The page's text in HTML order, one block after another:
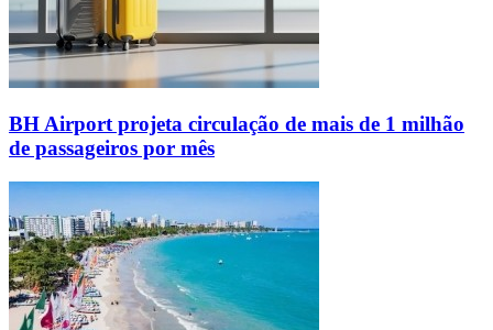
BH Airport projeta circulação de mais de 1 milhão
de passageiros por mês